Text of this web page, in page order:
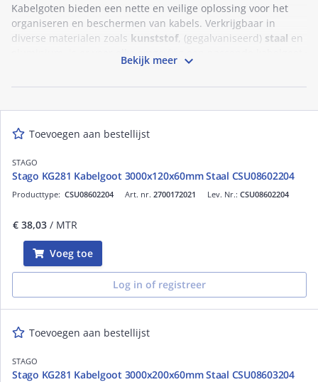
Kabelgoten bieden een nette en veilige oplossing voor het
organiseren en beschermen van kabels. Verkrijgbaar in
diverse materialen zoals kunststof, (gegalvaniseerd) staal en
Naast traditioneel wit, zijn ze tegenwoordig ook verkrijgbaar
kantoren, industriële ruimtes, buitengebruik of woningen,
een kabelgoot zorgt voor een efficiënte en esthetische
kabelbeheeroplossing. Je hebt bij Rexel de keuze uit bekende
merken zoals
Bekijk meer 
Toevoegen aan bestellijst
STAGO
Stago KG281 Kabelgoot 3000x120x60mm Staal CSU08602204
Art. nr. 2700172021
Producttype: CSU08602204 Lev. Nr.: CSU08602204
€ 38,03 / MTR
Voeg toe
Log in of registreer
Toevoegen aan bestellijst
STAGO
Stago KG281 Kabelgoot 3000x200x60mm Staal CSU08603204